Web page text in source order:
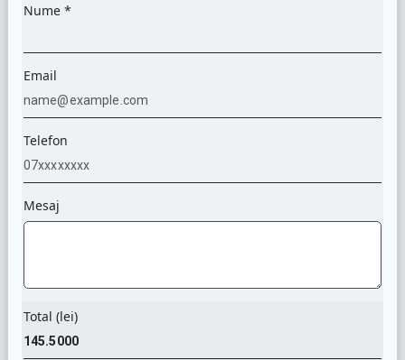
Nume *
Email
Telefon
Mesaj
Total (lei)